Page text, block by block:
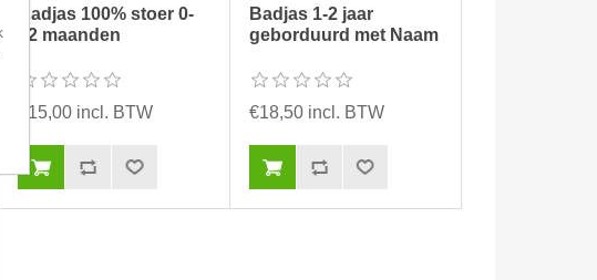
Badjas 100% stoer 0-
12 maanden
€15,00 incl. BTW
Badjas 1-2 jaar
geborduurd met Naam
€18,50 incl. BTW